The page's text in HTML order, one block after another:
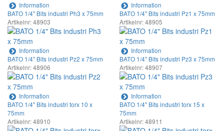
Information
Information
BATO 1/4" Bits industri Ph3 x 75mm
Artikelnr: 48903
Information
BATO 1/4" Bits industri Pz1 x 75mm
Artikelnr: 48905
Information
BATO 1/4" Bits industri Pz2 x 75mm
Artikelnr: 48906
Information
BATO 1/4" Bits industri Pz3 x 75mm
Artikelnr: 48907
Information
BATO 1/4" Bits industri torx 10 x
75mm
Artikelnr: 48910
BATO 1/4" Bits industri torx 15 x
75mm
Artikelnr: 48911